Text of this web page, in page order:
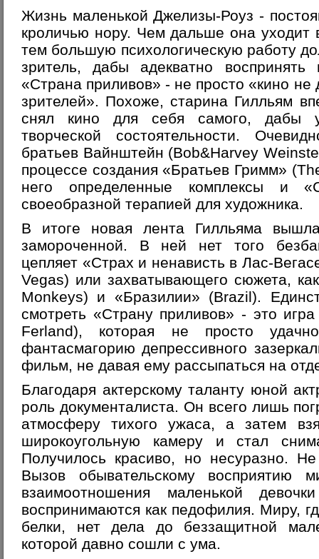
Жизнь маленькой Джелизы-Роуз -
кроличью нору. Чем дальше она уходит
тем большую психологическую работу
зритель, дабы адекватно
«Страна приливов» - не просто «кино не
зрителей». Похоже, старина Гилльям
снял кино для себя самого, дабы
творческой состоятельности.
братьев Вайнштейн (Bob&Harvey
процессе создания «Братьев Гримм» (
него определенные комплексы и
своеобразной терапией для художника.
В итоге новая лента Гилльяма
замороченной. В ней нет того
цепляет «Страх и ненависть в Лас-
Vegas) или захватывающего сюжета,
Monkeys) и «Бразилии» (Brazil).
смотреть «Страну приливов» - это
Ferland), которая не просто
фантасмагорию депрессивного
фильм, не давая ему рассыпаться на
Благодаря актерскому таланту юной
роль документалиста. Он всего лишь
атмосферу тихого ужаса, а затем
широкоугольную камеру и стал
Получилось красиво, но несуразно.
Вызов обывательскому восприятию
взаимоотношения маленькой
воспринимаются как педофилия. Миру,
белки, нет дела до беззащитной
которой давно сошли с ума.